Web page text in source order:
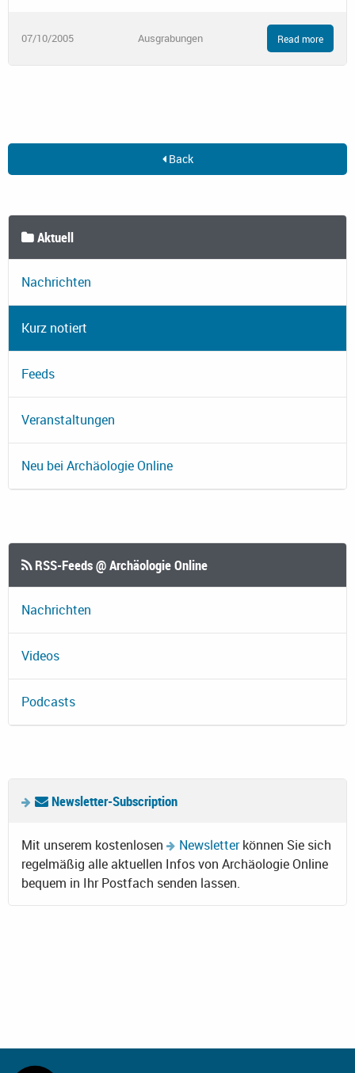
07/10/2005 Ausgrabungen Read more
Back
Aktuell
Nachrichten
Kurz notiert
Feeds
Veranstaltungen
Neu bei Archäologie Online
RSS-Feeds @ Archäologie Online
Nachrichten
Videos
Podcasts
Newsletter-Subscription
Mit unserem kostenlosen Newsletterkönnen Sie sich
regelmäßig alle aktuellen Infos von Archäologie Online
bequem in Ihr Postfach senden lassen.